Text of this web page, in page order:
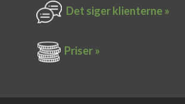
Det siger k​lienterne​ »
Priser »